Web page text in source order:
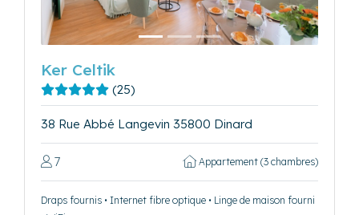
Ker Celtik
(25)
38 Rue Abbé Langevin 35800 Dinard
7 Appartement (3 chambres)
Draps fournis • Internet fibre optique • Linge de maison fourni